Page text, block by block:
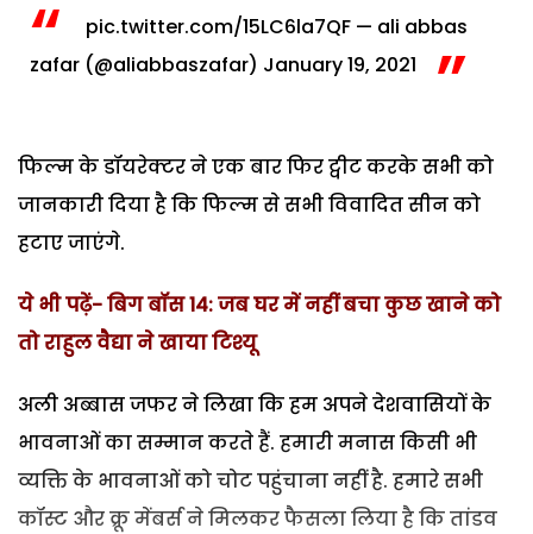
pic.twitter.com/15LC6la7QF — ali abbas
zafar (@aliabbaszafar) January 19, 2021
फिल्म के डॉयरेक्टर ने एक बार फिर ट्वीट करके सभी को
जानकारी दिया है कि फिल्म से सभी विवादित सीन को
हटाए जाएंगे.
ये भी पढ़ें- बिग बॉस 14: जब घर में नहीं बचा कुछ खाने को
तो राहुल वैद्या ने खाया टिश्यू
अली अब्बास जफर ने लिखा कि हम अपने देशवासियों के
भावनाओं का सम्मान करते हैं. हमारी मनास किसी भी
व्यक्ति के भावनाओं को चोट पहुंचाना नहीं है. हमारे सभी
कॉस्ट और क्रू मेंबर्स ने मिलकर फैसला लिया है कि तांडव